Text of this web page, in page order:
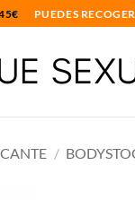
PUEDES
/